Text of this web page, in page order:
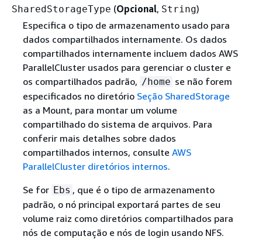
SharedStorageType (Opcional, String)
Especifica o tipo de armazenamento usado para
dados compartilhados internamente. Os dados
compartilhados internamente incluem dados AWS
ParallelCluster usados para gerenciar o cluster e
os compartilhados padrão, /home se não forem
especificados no diretório Seção SharedStorage
as a Mount, para montar um volume
compartilhado do sistema de arquivos. Para
conferir mais detalhes sobre dados
compartilhados internos, consulte AWS
ParallelCluster diretórios internos.
Se for Ebs , que é o tipo de armazenamento
padrão, o nó principal exportará partes de seu
volume raiz como diretórios compartilhados para
nós de computação e nós de login usando NFS.